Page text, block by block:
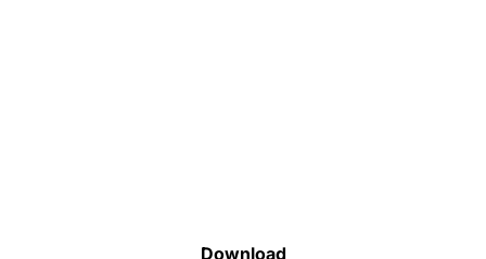
Download